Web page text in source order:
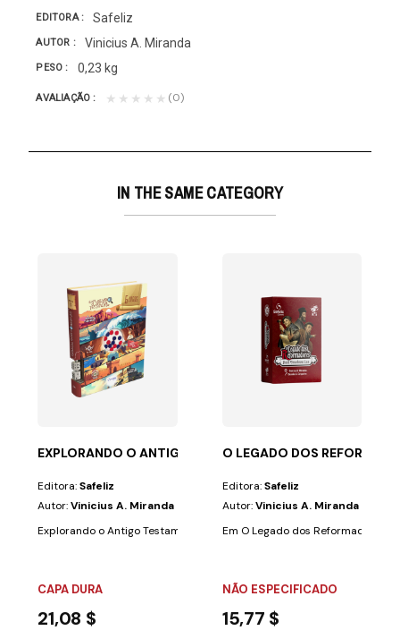
EDITORA Safeliz
AUTOR Vinicius A. Miranda
PESO 0,23 kg
AVALIAÇÃO ★★★★★ (0)
IN THE SAME CATEGORY
de todas as nações, batizando-os em nome do Pai,...
EXPLORANDO O ANTIGO TESTAMENTO (LIVRO-JOGO)
Editora:Safeliz
Autor:Vinicius A. Miranda
Explorando o Antigo Testamento: Livro-JogoNeste livro-jogo, você
CAPA DURA
21,08 $
O LEGADO DOS
Editora:Safeliz
Autor:Vinicius A. Miranda
Em O Legado dos Reformadores,
NÃO ESPECIFICADO
15,77 $